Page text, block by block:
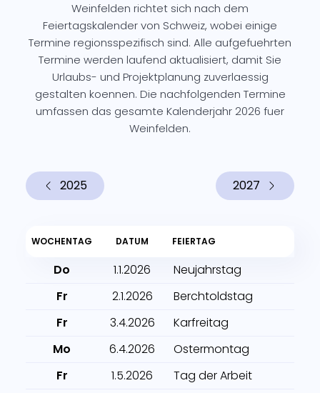
Weinfelden richtet sich nach dem
Feiertagskalender von Schweiz, wobei einige
Termine regionsspezifisch sind. Alle aufgefuehrten
Termine werden laufend aktualisiert, damit Sie
Urlaubs- und Projektplanung zuverlaessig
gestalten koennen. Die nachfolgenden Termine
umfassen das gesamte Kalenderjahr 2026 fuer
Weinfelden.
2025 2027
WOCHENTAG DATUM FEIERTAG
Do 1.1.2026
Neujahrstag
Fr
2.1.2026
Berchtoldstag
Fr
3.4.2026
Karfreitag
Mo
6.4.2026
Ostermontag
Fr
1.5.2026
Tag der Arbeit